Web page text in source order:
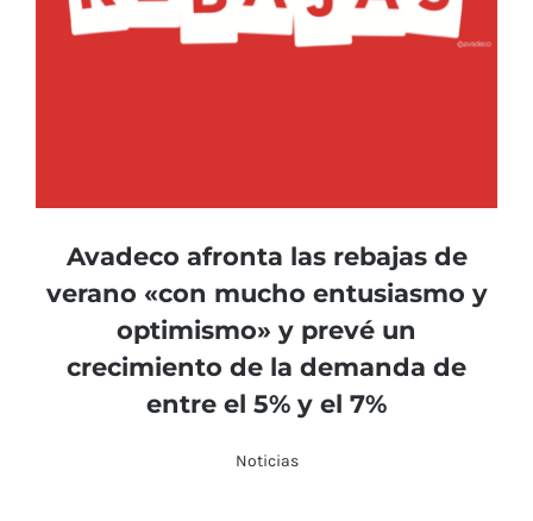
Avadeco afronta las rebajas de
verano «con mucho entusiasmo y
optimismo» y prevé un
crecimiento de la demanda de
entre el 5% y el 7%
Noticias